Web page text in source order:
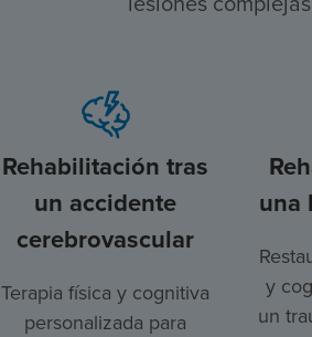
Rehabilitación tras
un accidente
cerebrovascular
Terapia física y cognitiva
personalizada para
una
y
un